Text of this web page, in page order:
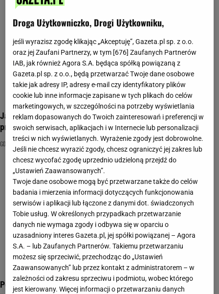
Jak dobrze znasz geografię Polski? Te 12 pytań wyjawi całą
prawdę
GDAŃSK GEOGRAFIA POLSKI POLSKA
Polski quiz geograficzny. Wynik 11/11 należy tylko do 10%
Droga Użytkowniczko, Drogi Użytkowniku,
jeśli wyrazisz zgodę klikając „Akceptuję”, Gazeta.pl sp. z o.o.
oraz jej Zaufani Partnerzy, w tym [676] Zaufanych Partnerów
IAB, jak również Agora S.A. będąca spółką powiązaną z
Gazeta.pl sp. z o.o., będą przetwarzać Twoje dane osobowe
takie jak adresy IP, adresy e-mail czy identyfikatory plików
cookie lub inne informacje zapisane w tych plikach do celów
marketingowych, w szczególności na potrzeby wyświetlania
reklam dopasowanych do Twoich zainteresowań i preferencji w
swoich serwisach, aplikacjach i w Internecie lub personalizacji
treści w nich wyświetlanych. Wyrażenie zgody jest dobrowolne.
Jeśli nie chcesz wyrazić zgody, chcesz ograniczyć jej zakres lub
chcesz wycofać zgodę uprzednio udzieloną przejdź do
„Ustawień Zaawansowanych”.
Twoje dane osobowe mogą być przetwarzane także do celów
badania i mierzenia informacji dotyczących funkcjonowania
serwisów i aplikacji lub łączone z danymi dot. świadczonych
Tobie usług. W określonych przypadkach przetwarzanie
danych nie wymaga zgody i odbywa się w oparciu o
uzasadniony interes Gazeta.pl, jej spółki powiązanej – Agora
S.A. – lub Zaufanych Partnerów. Takiemu przetwarzaniu
możesz się sprzeciwić, przechodząc do „Ustawień
Zaawansowanych” lub przez kontakt z administratorem – w
zależności od zakresu sprzeciwu i podmiotu, wobec którego
jest kierowany. Więcej informacji o przetwarzaniu danych